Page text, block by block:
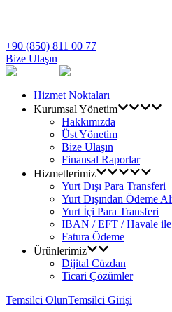
+90 (850) 811 00 77
Bize Ulaşın
Hizmet Noktaları
Kurumsal Yönetim
Hakkımızda
Üst Yönetim
Bize Ulaşın
Finansal Raporlar
Hizmetlerimiz
Yurt Dışı Para Transferi
Yurt Dışından Ödeme
Yurt İçi Para Transferi
IBAN / EFT / Havale ile
Fatura Ödeme
Ürünlerimiz
Dijital Cüzdan
Ticari Çözümler
Temsilci OlunTemsilci Girişi